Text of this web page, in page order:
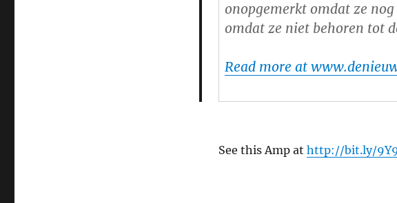
onopgemerkt omdat ze
omdat ze niet behoren tot
Read more at
See this Amp at http://bit.ly/